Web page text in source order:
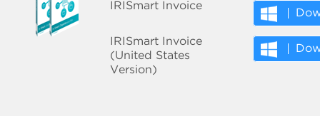
IRISmart Invoice
IRISmart Invoice
(United States
Version)